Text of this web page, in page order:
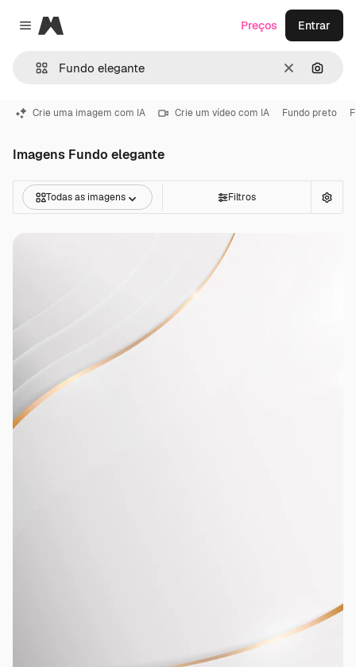
Close menu
Magnific
Limpar
Preços Entrar
Crie uma imagem com IA Crie um vídeo com IA Fundo preto
Imagens Fundo elegante
Todas as imagens Filtros